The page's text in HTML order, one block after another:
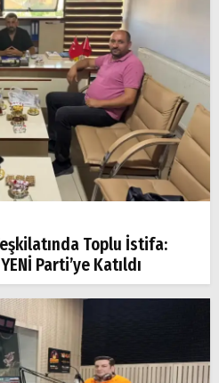
Toplu İstifa:
Parti’ye Katıldı